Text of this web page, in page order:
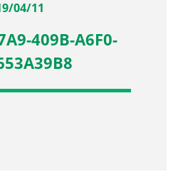
04/11
409B-A6F0-